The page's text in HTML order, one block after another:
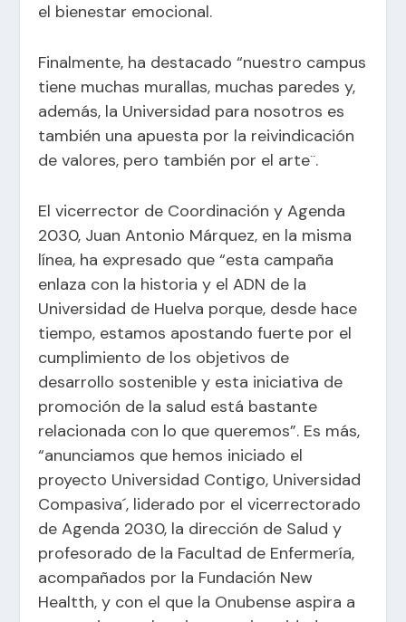
el bienestar emocional.
Finalmente, ha destacado “nuestro campus
tiene muchas murallas, muchas paredes y,
además, la Universidad para nosotros es
también una apuesta por la reivindicación
de valores, pero también por el arte¨.
El vicerrector de Coordinación y Agenda
2030, Juan Antonio Márquez, en la misma
línea, ha expresado que “esta campaña
enlaza con la historia y el ADN de la
Universidad de Huelva porque, desde hace
tiempo, estamos apostando fuerte por el
cumplimiento de los objetivos de
desarrollo sostenible y esta iniciativa de
promoción de la salud está bastante
relacionada con lo que queremos”. Es más,
“anunciamos que hemos iniciado el
proyecto Universidad Contigo, Universidad
Compasiva´, liderado por el vicerrectorado
de Agenda 2030, la dirección de Salud y
profesorado de la Facultad de Enfermería,
acompañados por la Fundación New
Healtth, y con el que la Onubense aspira a